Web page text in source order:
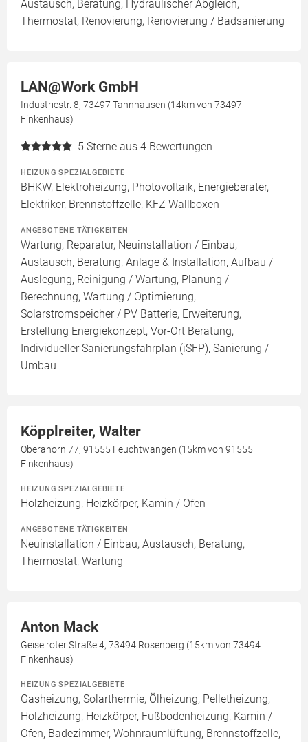
Austausch, Beratung, Hydraulischer Abgleich,
Thermostat, Renovierung, Renovierung / Badsanierung
LAN@Work GmbH
Industriestr. 8, 73497 Tannhausen (14km von 73497
Finkenhaus)
5 Sterne aus 4 Bewertungen
HEIZUNG SPEZIALGEBIETE
BHKW, Elektroheizung, Photovoltaik, Energieberater,
Elektriker, Brennstoffzelle, KFZ Wallboxen
ANGEBOTENE TÄTIGKEITEN
Wartung, Reparatur, Neuinstallation / Einbau,
Austausch, Beratung, Anlage & Installation, Aufbau /
Auslegung, Reinigung / Wartung, Planung /
Berechnung, Wartung / Optimierung,
Solarstromspeicher / PV Batterie, Erweiterung,
Erstellung Energiekonzept, Vor-Ort Beratung,
Individueller Sanierungsfahrplan (iSFP), Sanierung /
Umbau
Köpplreiter, Walter
Oberahorn 77, 91555 Feuchtwangen (15km von 91555
Finkenhaus)
HEIZUNG SPEZIALGEBIETE
Holzheizung, Heizkörper, Kamin / Ofen
ANGEBOTENE TÄTIGKEITEN
Neuinstallation / Einbau, Austausch, Beratung,
Thermostat, Wartung
Anton Mack
Geiselroter Straße 4, 73494 Rosenberg (15km von 73494
Finkenhaus)
HEIZUNG SPEZIALGEBIETE
Gasheizung, Solarthermie, Ölheizung, Pelletheizung,
Holzheizung, Heizkörper, Fußbodenheizung, Kamin /
Ofen, Badezimmer, Wohnraumlüftung, Brennstoffzelle,